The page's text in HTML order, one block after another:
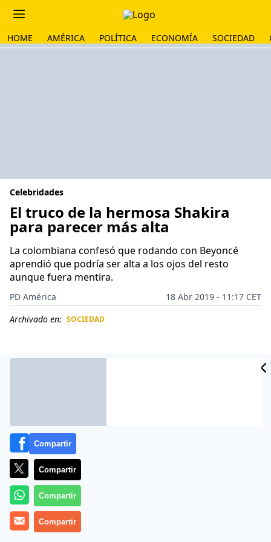
HOME AMÉRICA POLÍTICA ECONOMÍA SOCIEDAD
Celebridades
El truco de la hermosa Shakira
para parecer más alta
La colombiana confesó que rodando con Beyoncé
aprendió que podría ser alta a los ojos del resto
aunque fuera mentira.
PD América
18 Abr 2019 - 11:17 CET
Archivado en: SOCIEDAD
Las famosas siempre buscan algún truco o ayuda para
mejorar su aspecto físico. En el caso de
Compartir
Compartir
Compartir
Compartir